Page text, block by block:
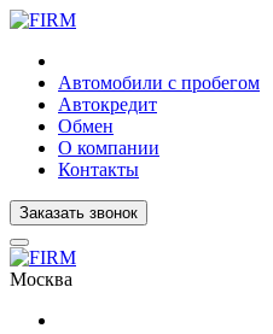
Автомобили с пробегом
Автокредит
Обмен
О компании
Контакты
Заказать звонок
Москва